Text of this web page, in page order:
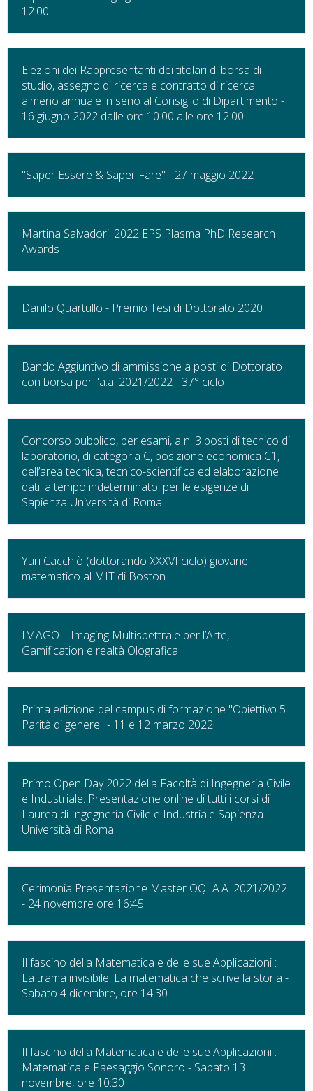
12.00
Elezioni dei Rappresentanti dei titolari di borsa di
studio, assegno di ricerca e contratto di ricerca
almeno annuale in seno al Consiglio di Dipartimento -
16 giugno 2022 dalle ore 10.00 alle ore 12.00
"Saper Essere & Saper Fare" - 27 maggio 2022
Martina Salvadori: 2022 EPS Plasma PhD Research
Awards
Danilo Quartullo - Premio Tesi di Dottorato 2020
Bando Aggiuntivo di ammissione a posti di Dottorato
con borsa per l'a.a. 2021/2022 - 37° ciclo
Concorso pubblico, per esami, a n. 3 posti di tecnico di
laboratorio, di categoria C, posizione economica C1,
dell’area tecnica, tecnico-scientifica ed elaborazione
dati, a tempo indeterminato, per le esigenze di
Sapienza Università di Roma
Yuri Cacchiò (dottorando XXXVI ciclo) giovane
matematico al MIT di Boston
IMAGO – Imaging Multispettrale per l’Arte,
Gamification e realtà Olografica
Prima edizione del campus di formazione "Obiettivo 5.
Parità di genere" - 11 e 12 marzo 2022
Primo Open Day 2022 della Facoltà di Ingegneria Civile
e Industriale: Presentazione online di tutti i corsi di
Laurea di Ingegneria Civile e Industriale Sapienza
Università di Roma
Cerimonia Presentazione Master OQI A.A. 2021/2022
- 24 novembre ore 16:45
Il fascino della Matematica e delle sue Applicazioni :
La trama invisibile. La matematica che scrive la storia -
Sabato 4 dicembre, ore 14.30
Il fascino della Matematica e delle sue Applicazioni :
Matematica e Paesaggio Sonoro - Sabato 13
novembre, ore 10:30